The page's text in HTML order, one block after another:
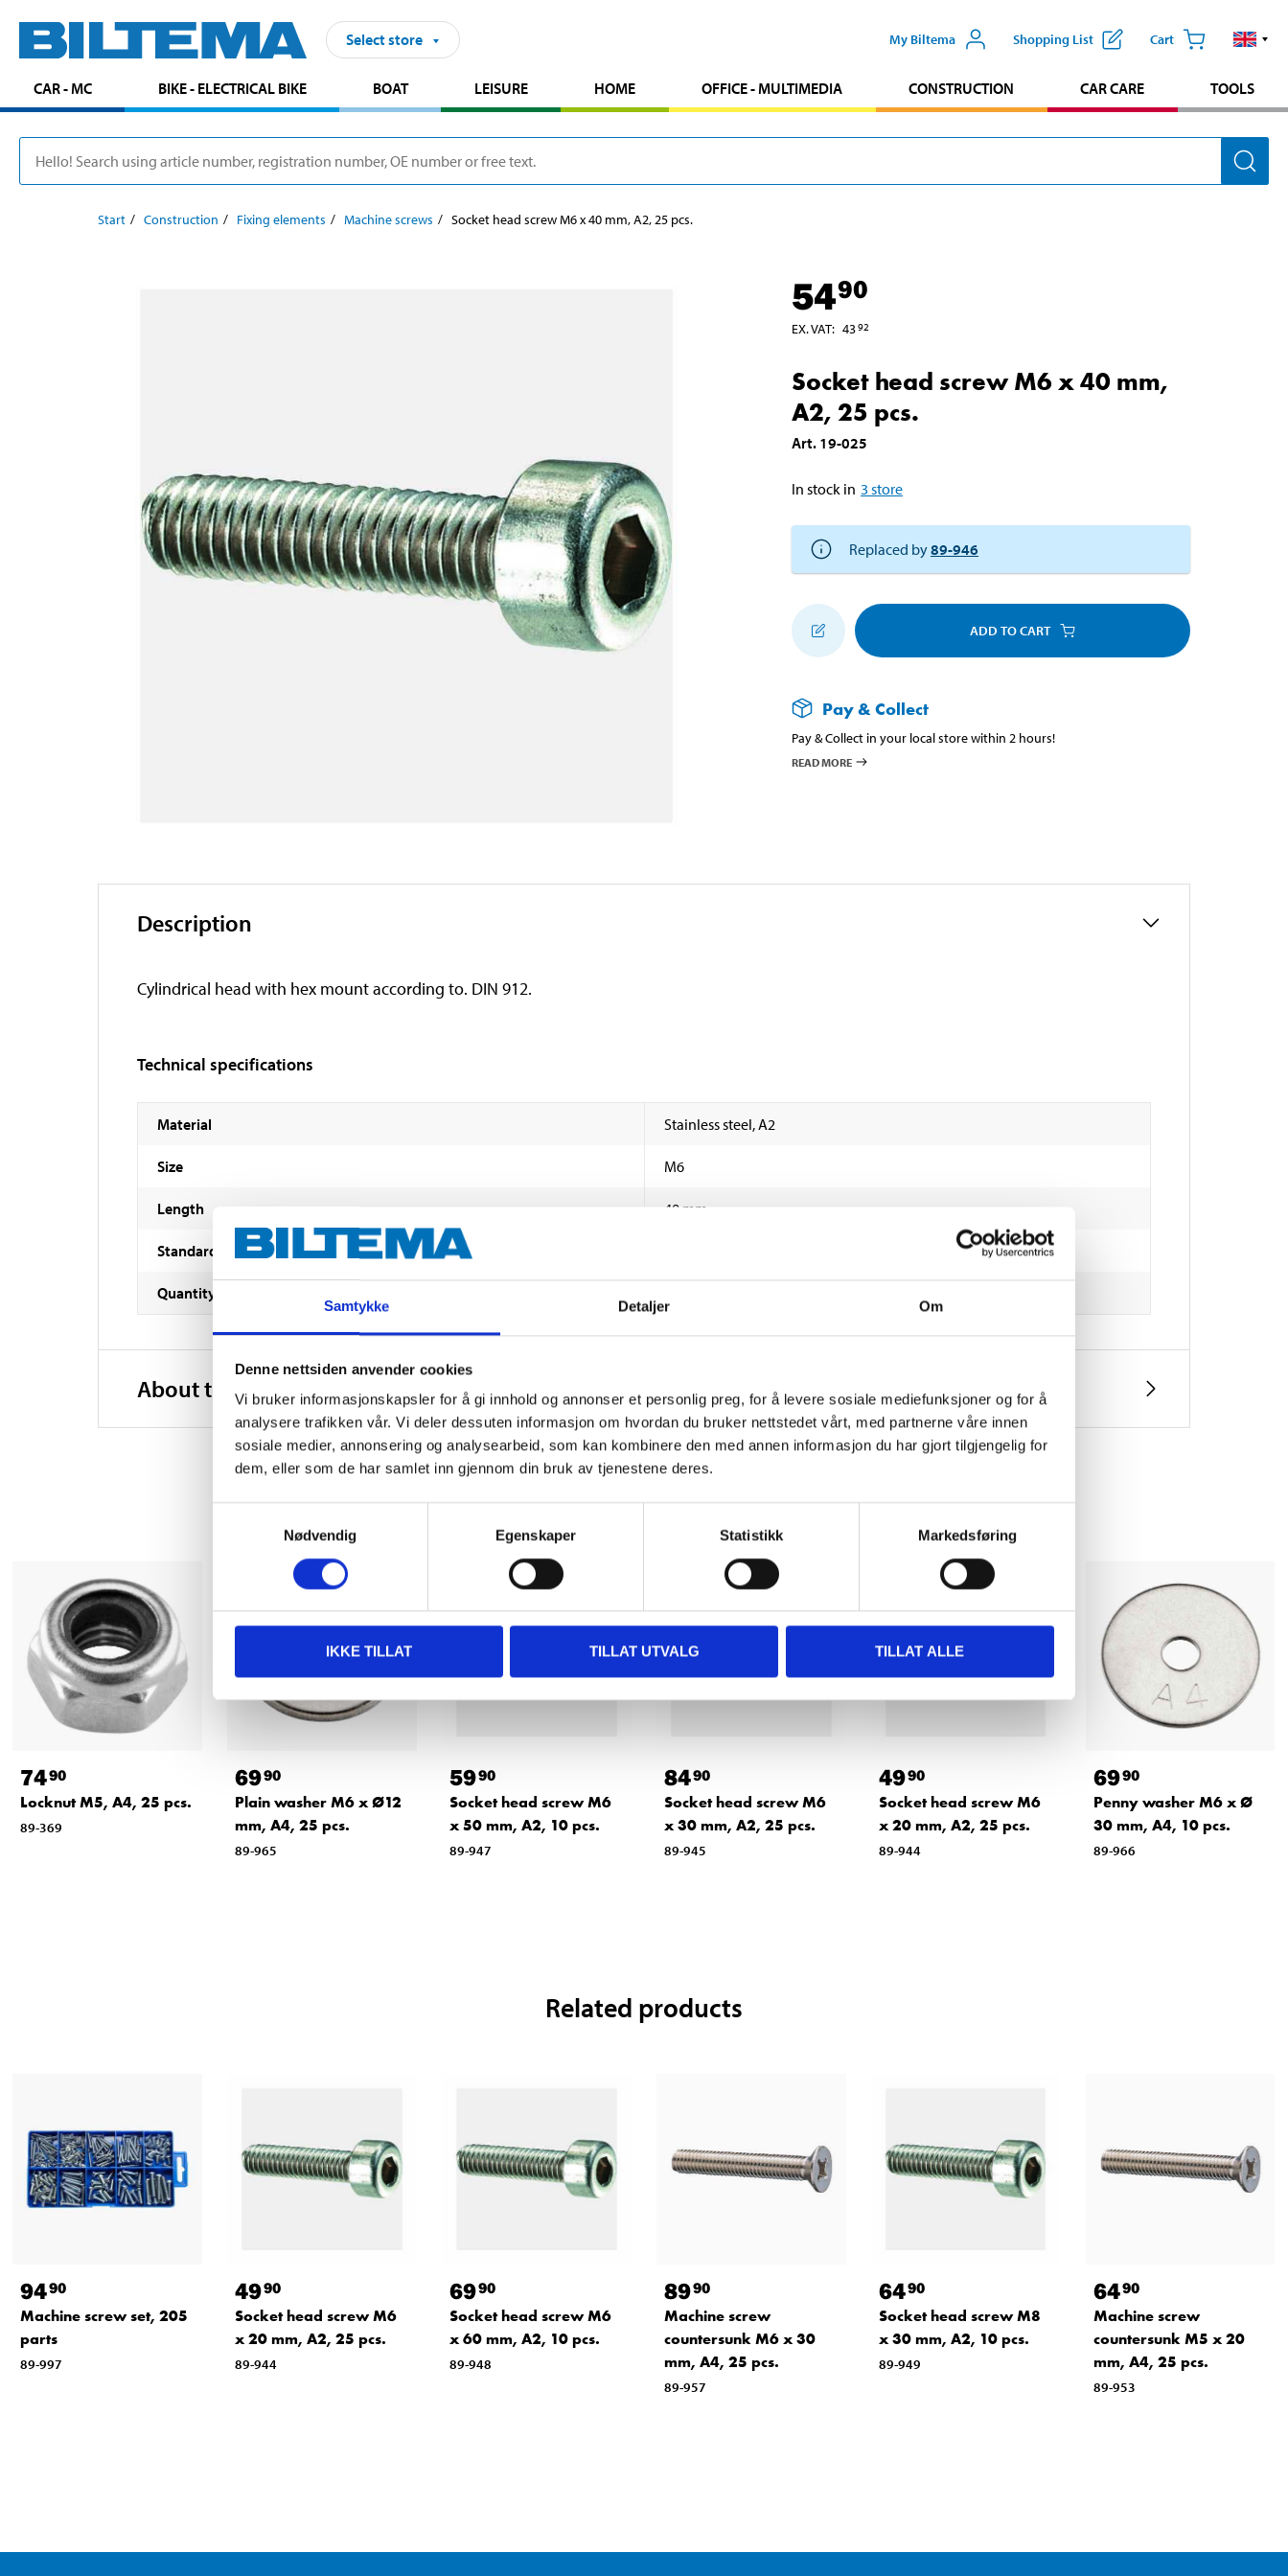
Samtykke Detaljer Om
Denne nettsiden anvender cookies
Vi bruker informasjonskapsler for å gi innhold og annonser et personlig preg, for å levere sosiale mediefunksjoner og for å
analysere trafikken vår. Vi deler dessuten informasjon om hvordan du bruker nettstedet vårt, med partnerne våre innen
sosiale medier, annonsering og analysearbeid, som kan kombinere den med annen informasjon du har gjort tilgjengelig for
dem, eller som de har samlet inn gjennom din bruk av tjenestene deres.
Nødvendig
Egenskaper Statistikk Markedsføring
IKKE TILLAT TILLAT UTVALG TILLAT ALLE
Select store My Biltema Shopping List Cart
CAR - MC BIKE - ELECTRICAL BIKE BOAT LEISURE HOME OFFICE - MULTIMEDIA CONSTRUCTION CAR CARE TOOLS
Start Construction Fixing elements Machine screws Socket head screw M6 x 40 mm, A2, 25 pcs.
5490
EX. VAT: 4392
Socket head screw M6 x 40 mm,
A2, 25 pcs.
Art. 19-025
In stock in 3 store
Replaced by89-946
ADD TO CART
Pay & Collect
Pay & Collect in your local store within 2 hours!
READ MORE
Description
Cylindrical head with hex mount according to. DIN 912.
Technical specifications
Material Stainless steel, A2
Size M6
Length 40 mm
Standard
Quantity
About the manufacturer
Other customers also bought
7490
Locknut M5, A4, 25 pcs.
89-369
6990
Plain washer M6 x Ø12
mm, A4, 25 pcs.
89-965
5990
Socket head screw M6
x 50 mm, A2, 10 pcs.
89-947
8490
Socket head screw M6
x 30 mm, A2, 25 pcs.
89-945
4990
Socket head screw M6
x 20 mm, A2, 25 pcs.
89-944
6990
Penny washer M6 x Ø
30 mm, A4, 10 pcs.
89-966
Related products
9490
Machine screw set, 205
parts
89-997
4990
Socket head screw M6
x 20 mm, A2, 25 pcs.
89-944
6990
Socket head screw M6
x 60 mm, A2, 10 pcs.
89-948
8990
Machine screw
countersunk M6 x 30
mm, A4, 25 pcs.
89-957
6490
Socket head screw M8
x 30 mm, A2, 10 pcs.
89-949
6490
Machine screw
countersunk M5 x 20
mm, A4, 25 pcs.
89-953